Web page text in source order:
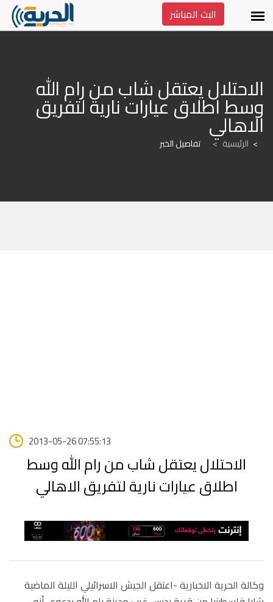
البث المباشر
الاهالي
الرئيسية > تفاصيل الخبر
2013-05-26 07:55:13
الاحتلال يعتقل شاب من رام الله وسط
اطلاق عيارات نارية لتفريق الاهالي
وكالة الحرية الاخبارية -اعتقل الجيش الاسرائيلي الليلة الماضية